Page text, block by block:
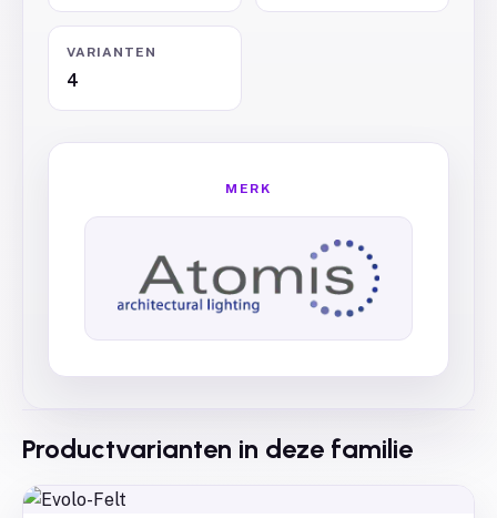
VARIANTEN
4
MERK
Productvarianten in deze familie